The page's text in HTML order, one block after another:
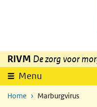
Overslaan en naar de inhoud
RIVM De zorg voor
Menu
Home Marburgvirus